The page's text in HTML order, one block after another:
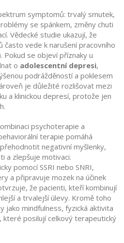
symptomů: trvalý smutek,
se spánkem, změny chuti
Vědecké studie ukazují, že
často vede k narušení pracovního
Pokud se objeví příznaky u
o adolescentní depresi,
podrážděností a poklesem
je důležité rozlišovat mezi
a klinickou depresí, protože jen
psychoterapie a
terapie pomáhá
negativní myšlenky,
a zlepšuje motivaci.
pomocí SSRI nebo SNRI,
a připravuje mozek na účinek
že pacienti, kteří kombinují
a trvalejší úlevy. Kromě toho
jako mindfulness, fyzická aktivita
které posilují celkový terapeutický